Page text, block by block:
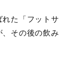
た「フットサ
その後の飲み